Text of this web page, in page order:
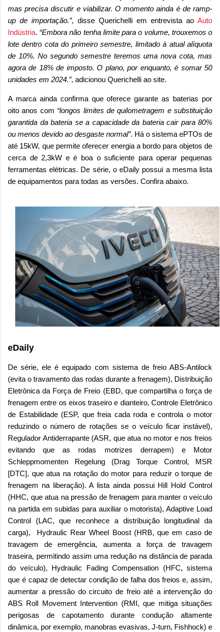
mas precisa discutir e viabilizar. O momento ainda é de ramp-
up de importação.”, disse Querichelli em entrevista ao Auto
Indústria. “Embora não tenha limite para o volume, trouxemos o
lote dentro cota do primeiro semestre, limitado à atual alíquota
de 10%. No segundo semestre teremos uma nova cota, mas
agora de 18% de imposto. O plano, por enquanto, é somar 50
unidades em 2024.”, adicionou Querichelli ao site.
A marca ainda confirma que oferece garante as baterias por
oito anos com “longos limites de quilometragem e substituição
garantida da bateria se a capacidade da bateria cair para 80%
ou menos devido ao desgaste normal”. Há o sistema ePTOs de
até 15kW, que permite oferecer energia a bordo para objetos de
cerca de 2,3kW e é boa o suficiente para operar pequenas
ferramentas elétricas. De série, o eDaily possui a mesma lista
de equipamentos para todas as versões. Confira abaixo.
eDaily
De série, ele é equipado com sistema de freio ABS-Antilock
(evita o travamento das rodas durante a frenagem), Distribuição
Eletrônica da Força de Freio (EBD, que compartilha o força de
frenagem entre os eixos traseiro e dianteiro, Controle Eletrônico
de Estabilidade (ESP, que freia cada roda e controla o motor
reduzindo o número de rotações se o veículo ficar instável),
Regulador Antiderrapante (ASR, que atua no motor e nos freios
evitando que as rodas motrizes derrapem) e Motor
Schleppmomenten Regelung (Drag Torque Control, MSR
[DTC], que atua na rotação do motor para reduzir o torque de
frenagem na liberação). A lista ainda possui Hill Hold Control
(HHC, que atua na pressão de frenagem para manter o veículo
na partida em subidas para auxiliar o motorista), Adaptive Load
Control (LAC, que reconhece a distribuição longitudinal da
carga), Hydraulic Rear Wheel Boost (HRB, que em caso de
travagem de emergência, aumenta a força de travagem
traseira, permitindo assim uma redução na distância de parada
do veículo), Hydraulic Fading Compensation (HFC, sistema
que é capaz de detectar condição de falha dos freios e, assim,
aumentar a pressão do circuito de freio até a intervenção do
ABS Roll Movement Intervention (RMI, que mitiga situações
perigosas de capotamento durante condução altamente
dinâmica, por exemplo, manobras evasivas, J-turn, Fishhock) e